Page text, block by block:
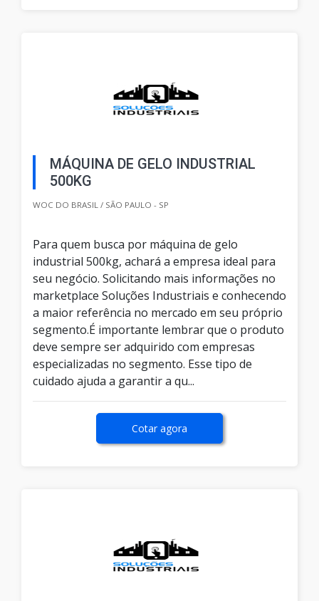
MÁQUINA DE GELO INDUSTRIAL
500KG
WOC DO BRASIL / SÃO PAULO - SP
Para quem busca por máquina de gelo
industrial 500kg, achará a empresa ideal para
seu negócio. Solicitando mais informações no
marketplace Soluções Industriais e conhecendo
a maior referência no mercado em seu próprio
segmento.É importante lembrar que o produto
deve sempre ser adquirido com empresas
especializadas no segmento. Esse tipo de
cuidado ajuda a garantir a qu...
Cotar agora